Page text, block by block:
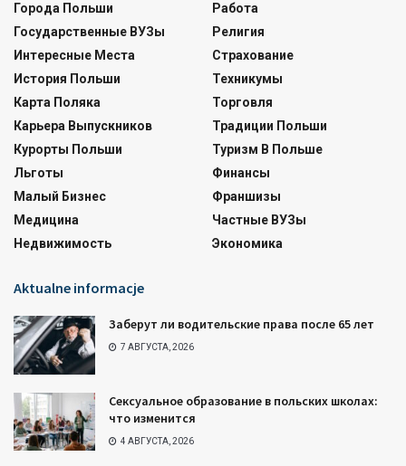
Города Польши
Государственные ВУЗы
Интересные Места
История Польши
Карта Поляка
Карьера Выпускников
Курорты Польши
Льготы
Малый Бизнес
Медицина
Недвижимость
Работа
Религия
Страхование
Техникумы
Торговля
Традиции Польши
Туризм В Польше
Финансы
Франшизы
Частные ВУЗы
Экономика
Aktualne informacje
Заберут ли водительские права после 65 лет
7 АВГУСТА, 2026
Сексуальное образование в польских школах:
что изменится
4 АВГУСТА, 2026